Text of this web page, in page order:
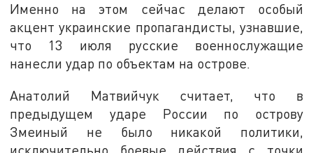
Именно на этом сейчас делают особый
акцент украинские пропагандисты, узнавшие,
что 13 июля русские военнослужащие
нанесли удар по объектам на острове.
Анатолий Матвийчук считает, что в
предыдущем ударе России по острову
Змеиный не было никакой политики,